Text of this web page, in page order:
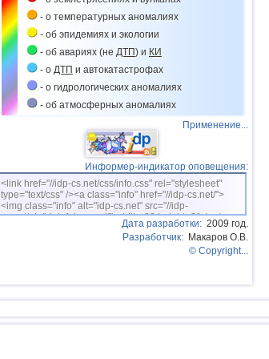
- о температурных аномалиях
- об эпидемиях и экологии
- об авариях (не ДТП) и КИ
- о ДТП и автокатастрофах
- о гидрологических аномалиях
- об атмосферных аномалиях
Применение...
Информер-индикатор оповещения:
<link href="//idp-cs.net/css/info.css" rel="stylesheet"
type="text/css" /><a class="info" href="//idp-cs.net/">
<img class="info" alt="idp-cs.net" src="//idp-
cs.net/pix/idpinfok_sm.gif" width=88 height=31 /></a>
Дата разработки: 2009 год.
Разработчик: Макаров О.В.
© Copyright...